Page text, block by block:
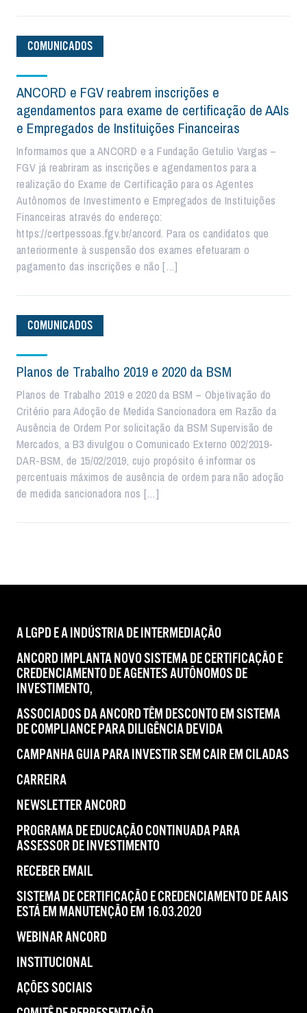
COMUNICADOS
ANCORD e FGV reabrem inscrições e
agendamentos para exame de certificação de AAIs
e Empregados de Instituições Financeiras
Informamos que a ANCORD e a Fundação Getulio Vargas –
FGV já reabriram as inscrições e agendamentos para a
realização do Exame de Certificação para os Agentes
Autônomos de Investimento e Empregados de Instituições
Financeiras através do endereço:
https://certpessoas.fgv.br/ancord. Para os candidatos que
anteriormente à suspensão dos exames efetuaram o
pagamento das inscrições e não […]
COMUNICADOS
Planos de Trabalho 2019 e 2020 da BSM
Planos de Trabalho 2019 e 2020 da BSM – Objetivação do
Critério para Adoção de Medida Sancionadora em Razão da
Ausência de Ordem Por solicitação da BSM Supervisão de
Mercados, a B3 divulgou o Comunicado Externo 002/2019-
DAR-BSM, de 15/02/2019, cujo propósito é informar os
percentuais máximos de ausência de ordem para não adoção
de medida sancionadora nos […]
A LGPD E A INDÚSTRIA DE INTERMEDIAÇÃO
ANCORD IMPLANTA NOVO SISTEMA DE CERTIFICAÇÃO E
CREDENCIAMENTO DE AGENTES AUTÔNOMOS DE
INVESTIMENTO,
ASSOCIADOS DA ANCORD TÊM DESCONTO EM SISTEMA
DE COMPLIANCE PARA DILIGÊNCIA DEVIDA
CAMPANHA GUIA PARA INVESTIR SEM CAIR EM CILADAS
CARREIRA
NEWSLETTER ANCORD
PROGRAMA DE EDUCAÇÃO CONTINUADA PARA
ASSESSOR DE INVESTIMENTO
RECEBER EMAIL
SISTEMA DE CERTIFICAÇÃO E CREDENCIAMENTO DE AAIS
ESTÁ EM MANUTENÇÃO EM 16.03.2020
WEBINAR ANCORD
INSTITUCIONAL
AÇÕES SOCIAIS